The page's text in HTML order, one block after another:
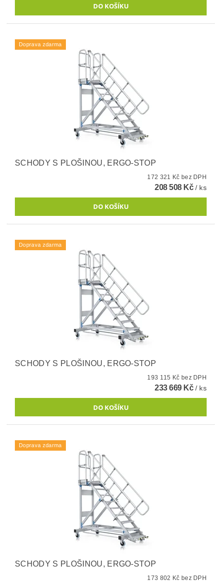
Doprava zdarma
SCHODY S PLOŠINOU, ERGO-STOP
172 321 Kč bez DPH
208 508 Kč/ ks
Doprava zdarma
SCHODY S PLOŠINOU, ERGO-STOP
193 115 Kč bez DPH
233 669 Kč/ ks
Doprava zdarma
SCHODY S PLOŠINOU, ERGO-STOP
173 802 Kč bez DPH